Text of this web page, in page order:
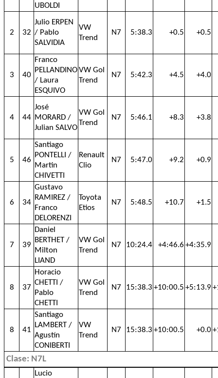
UBOLDI
2 32
Julio ERPEN
/ Pablo
SALVIDIA
VW
Trend
N7 5:38.3 +0.5 +0.5
3 40
Franco
PELLANDINO
/ Laura
ESQUIVO
VW Gol
Trend
N7 5:42.3 +4.5 +4.0
4 44
José
MORARD /
Julian SALVO
VW Gol
Trend
N7 5:46.1 +8.3 +3.8
5 46
Santiago
PONTELLI /
Martin
CHIVETTI
Renault
Clio
N7 5:47.0 +9.2 +0.9
6 34
Gustavo
RAMIREZ /
Franco
DELORENZI
Toyota
Etios
N7 5:48.5 +10.7 +1.5
7 39
Daniel
BERTHET /
Milton
LIAND
VW Gol
Trend
N7 10:24.4 +4:46.6 +4:35.9
8 37
Horacio
CHETTI /
Pablo
CHETTI
VW Gol
Trend
N7 15:38.3 +10:00.5 +5:13.9
8 41
Santiago
LAMBERT /
Agustín
CONIBERTI
VW
Trend
N7 15:38.3 +10:00.5 +0.0
Clase: N7L
Lucio